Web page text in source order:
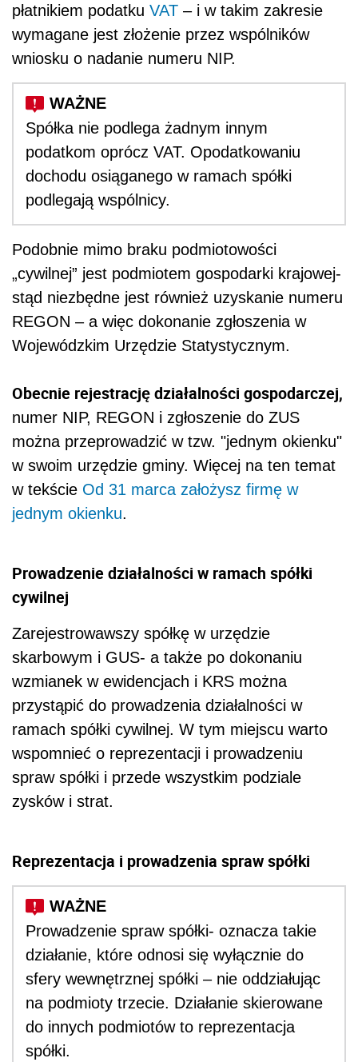
płatnikiem podatku VAT – i w takim zakresie
wymagane jest złożenie przez wspólników
wniosku o nadanie numeru NIP.
Spółka nie podlega żadnym innym
podatkom oprócz VAT. Opodatkowaniu
dochodu osiąganego w ramach spółki
podlegają wspólnicy.
Podobnie mimo braku podmiotowości
„cywilnej” jest podmiotem gospodarki krajowej-
stąd niezbędne jest również uzyskanie numeru
REGON – a więc dokonanie zgłoszenia w
Wojewódzkim Urzędzie Statystycznym.
Obecnie rejestrację działalności gospodarczej,
numer NIP, REGON i zgłoszenie do ZUS
można przeprowadzić w tzw. "jednym okienku"
w swoim urzędzie gminy. Więcej na ten temat
w tekście Od 31 marca założysz firmę w
jednym okienku.
Prowadzenie działalności w ramach spółki
cywilnej
Zarejestrowawszy spółkę w urzędzie
skarbowym i GUS- a także po dokonaniu
wzmianek w ewidencjach i KRS można
przystąpić do prowadzenia działalności w
ramach spółki cywilnej. W tym miejscu warto
wspomnieć o reprezentacji i prowadzeniu
spraw spółki i przede wszystkim podziale
zysków i strat.
Reprezentacja i prowadzenia spraw spółki
Prowadzenie spraw spółki- oznacza takie
działanie, które odnosi się wyłącznie do
sfery wewnętrznej spółki – nie oddziałując
na podmioty trzecie. Działanie skierowane
do innych podmiotów to reprezentacja
spółki.